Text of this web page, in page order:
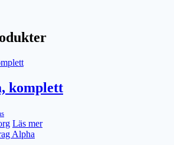
komplett
Läs mer